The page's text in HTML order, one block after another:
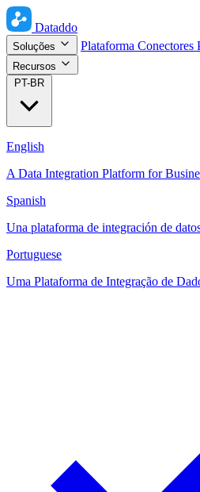
Dataddo
Soluções Plataforma Conectores
Recursos
PT-BR
English
A Data Integration Platform for
Spanish
Una plataforma de integración de
Portuguese
Uma Plataforma de Integração de